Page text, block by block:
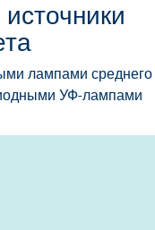
лампами среднего
УФ-лампами